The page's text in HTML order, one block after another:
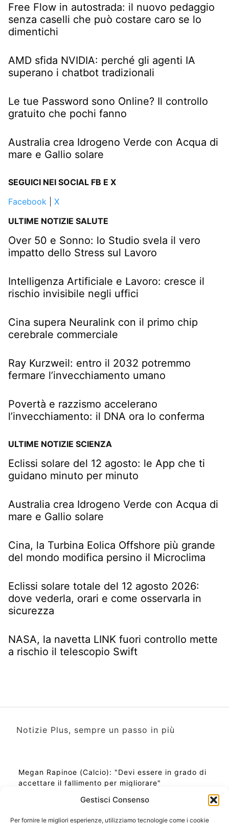
Gestisci Consenso
Per fornire le migliori esperienze, utilizziamo tecnologie come i cookie
Free Flow in autostrada: il nuovo pedaggio
senza caselli che può costare caro se lo
dimentichi
AMD sfida NVIDIA: perché gli agenti IA
superano i chatbot tradizionali
Le tue Password sono Online? Il controllo
gratuito che pochi fanno
Australia crea Idrogeno Verde con Acqua di
mare e Gallio solare
SEGUICI NEI SOCIAL FB E X
Facebook
X
ULTIME NOTIZIE SALUTE
Over 50 e Sonno: lo Studio svela il vero
impatto dello Stress sul Lavoro
Intelligenza Artificiale e Lavoro: cresce il
rischio invisibile negli uffici
Cina supera Neuralink con il primo chip
cerebrale commerciale
Ray Kurzweil: entro il 2032 potremmo
fermare l’invecchiamento umano
Povertà e razzismo accelerano
l’invecchiamento: il DNA ora lo conferma
ULTIME NOTIZIE SCIENZA
Eclissi solare del 12 agosto: le App che ti
guidano minuto per minuto
Australia crea Idrogeno Verde con Acqua di
mare e Gallio solare
Cina, la Turbina Eolica Offshore più grande
del mondo modifica persino il Microclima
Eclissi solare totale del 12 agosto 2026:
dove vederla, orari e come osservarla in
sicurezza
NASA, la navetta LINK fuori controllo mette
a rischio il telescopio Swift
Notizie Plus, sempre un passo in più
Megan Rapinoe (Calcio): "Devi essere in grado di
accettare il fallimento per migliorare"